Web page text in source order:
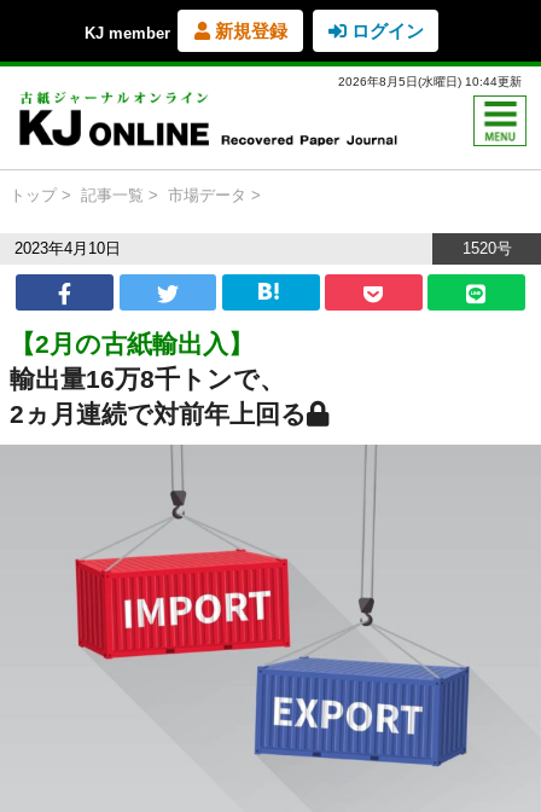
KJ member 新規登録 ログイン
2026年8月5日(水曜日) 10:44更新
トップ 記事一覧 市場データ
2023年4月10日 1520号
【2月の古紙輸出入】
輸出量16万8千トンで、
2ヵ月連続で対前年上回る